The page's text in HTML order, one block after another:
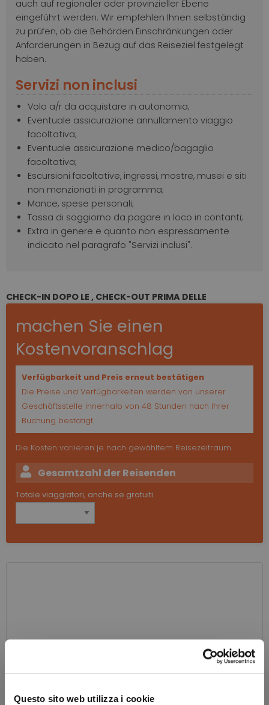
Questo sito web utilizza i cookie
auch auf regionaler oder provinzieller Ebene
eingeführt werden. Wir empfehlen Ihnen selbständig
zu prüfen, ob die Behörden Einschränkungen oder
Anforderungen in Bezug auf das Reiseziel festgelegt
haben.
Servizi non inclusi
Volo a/r da acquistare in autonomia;
Eventuale assicurazione annullamento viaggio
facoltativa;
Eventuale assicurazione medico/bagaglio
facoltativa;
Escursioni facoltative, ingressi, mostre, musei e siti
non menzionati in programma;
Mance, spese personali;
Tassa di soggiorno da pagare in loco in contanti;
Extra in genere e quanto non espressamente
indicato nel paragrafo "Servizi inclusi".
CHECK-IN DOPO LE , CHECK-OUT PRIMA DELLE
machen Sie einen
Kostenvoranschlag
Verfügbarkeit und Preis erneut bestätigen
Die Preise und Verfügbarkeiten werden von unserer
Geschäftsstelle innerhalb von 48 Stunden nach Ihrer
Buchung bestätigt.
Die Kosten variieren je nach gewähltem Reisezeitraum.
Gesamtzahl der Reisenden
Totale viaggiatori, anche se gratuiti